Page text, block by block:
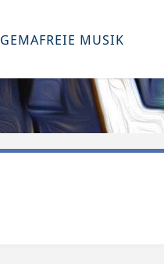
GEMAFREIE MUSIK